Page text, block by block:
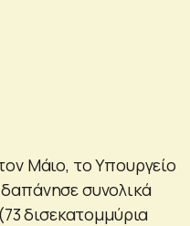
Μάιο, το Υπουργείο
συνολικά
δισεκατομμύρια